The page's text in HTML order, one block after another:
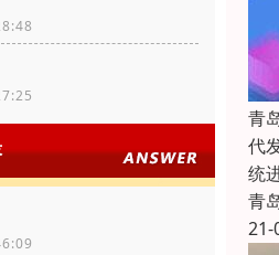
青
代
统
青
21-